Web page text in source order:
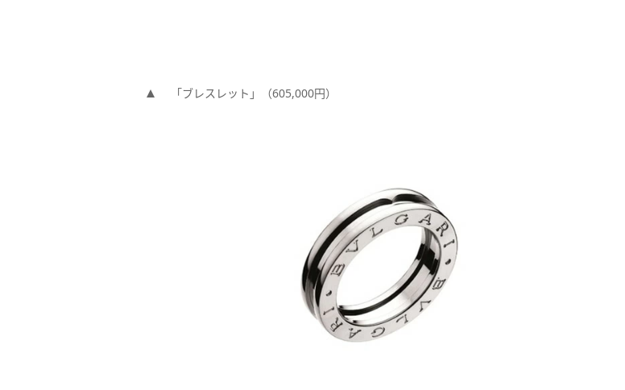
「ブレスレット」（605,000円）